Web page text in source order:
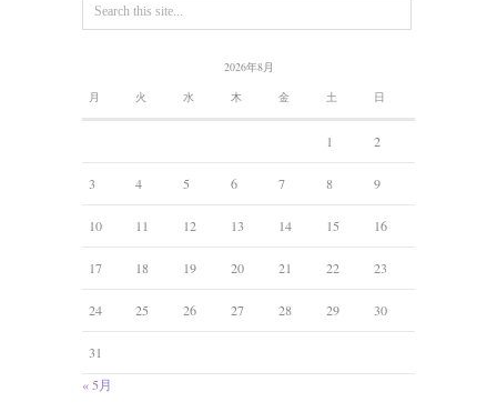
2026年8月
月 火 水 木 金 土 日
1 2
3 4 5 6 7 8 9
10 11 12 13 14 15 16
17 18 19 20 21 22 23
24 25 26 27 28 29 30
31
« 5月